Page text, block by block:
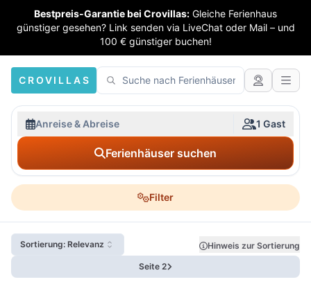
Bestpreis-Garantie bei Crovillas: Gleiche Ferienhaus
günstiger gesehen? Link senden via LiveChat oder Mail – und
100 € günstiger buchen!
CROVILLAS
Anreise & Abreise 1 Gast
Ferienhäuser suchen
Filter
Sortierung: Relevanz
Hinweis zur Sortierung
Seite 2